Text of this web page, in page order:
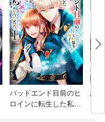
バッドエンド目前のヒ
ロインに転生した私、
結